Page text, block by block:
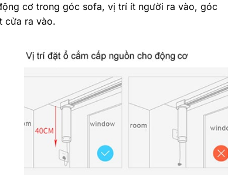
cơ trong góc sofa, vị trí ít người ra vào, góc
cửa ra vào.